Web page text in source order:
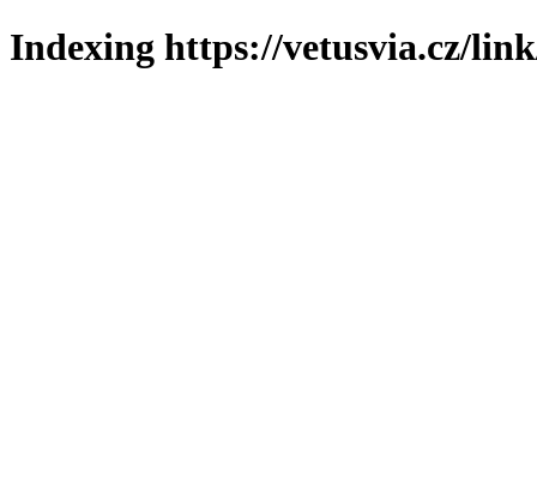
Indexing https://vetusvia.cz/